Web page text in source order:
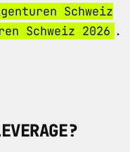
Schweiz
Schweiz 2026 .